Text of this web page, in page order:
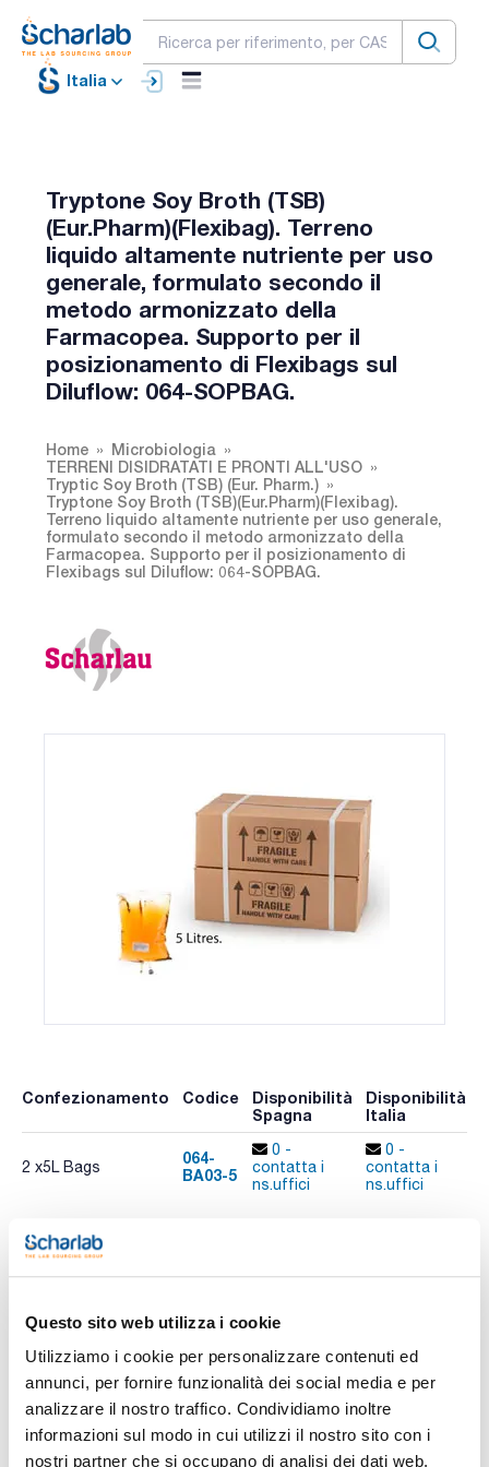
Questo sito web utilizza i cookie
Utilizziamo i cookie per personalizzare contenuti ed
annunci, per fornire funzionalità dei social media e per
analizzare il nostro traffico. Condividiamo inoltre
informazioni sul modo in cui utilizzi il nostro sito con i
nostri partner che si occupano di analisi dei dati web,
Italia
Tryptone Soy Broth (TSB)
(Eur.Pharm)(Flexibag). Terreno
liquido altamente nutriente per uso
generale, formulato secondo il
metodo armonizzato della
Farmacopea. Supporto per il
posizionamento di Flexibags sul
Diluflow: 064-SOPBAG.
Home
Microbiologia
TERRENI DISIDRATATI E PRONTI ALL'USO
Tryptic Soy Broth (TSB) (Eur. Pharm.)
Tryptone Soy Broth (TSB)(Eur.Pharm)(Flexibag).
Terreno liquido altamente nutriente per uso generale,
formulato secondo il metodo armonizzato della
Farmacopea. Supporto per il posizionamento di
Flexibags sul Diluflow: 064-SOPBAG.
Confezionamento Codice
Disponibilità
Spagna
Disponibilità
Italia
2 x5L Bags
064-
BA03-5
0 -
contatta i
ns.uffici
0 -
contatta i
ns.uffici
Risorse correlate